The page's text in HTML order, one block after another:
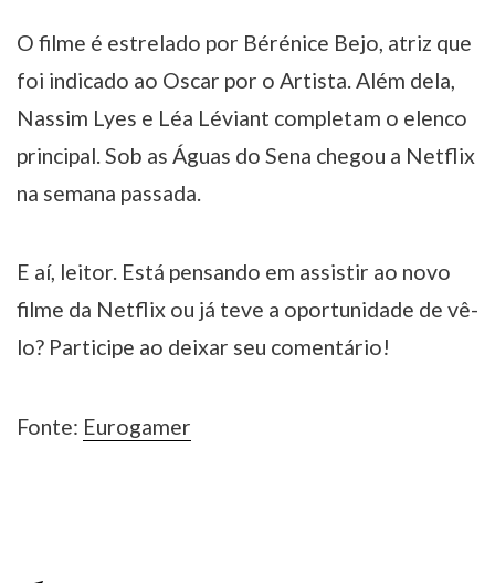
O filme é estrelado por Bérénice Bejo, atriz que
foi indicado ao Oscar por o Artista. Além dela,
Nassim Lyes e Léa Léviant completam o elenco
principal. Sob as Águas do Sena chegou a Netflix
na semana passada.
E aí, leitor. Está pensando em assistir ao novo
filme da Netflix ou já teve a oportunidade de vê-
lo? Participe ao deixar seu comentário!
Fonte: Eurogamer